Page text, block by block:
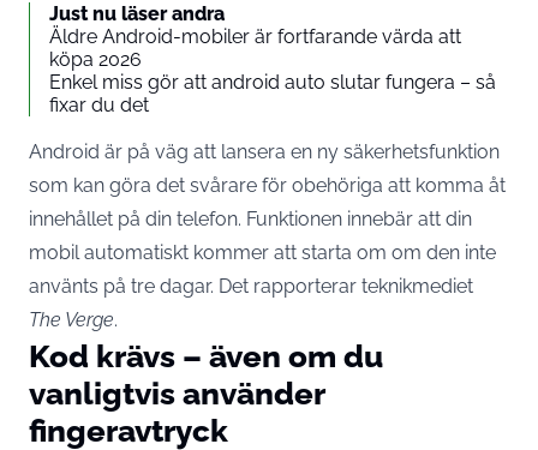
Just nu läser andra
Äldre Android-mobiler är fortfarande värda att
köpa 2026
Enkel miss gör att android auto slutar fungera – så
fixar du det
Android är på väg att lansera en ny säkerhetsfunktion
som kan göra det svårare för obehöriga att komma åt
innehållet på din telefon. Funktionen innebär att din
mobil automatiskt kommer att starta om om den inte
använts på tre dagar. Det rapporterar teknikmediet
The Verge.
Kod krävs – även om du
vanligtvis använder
fingeravtryck